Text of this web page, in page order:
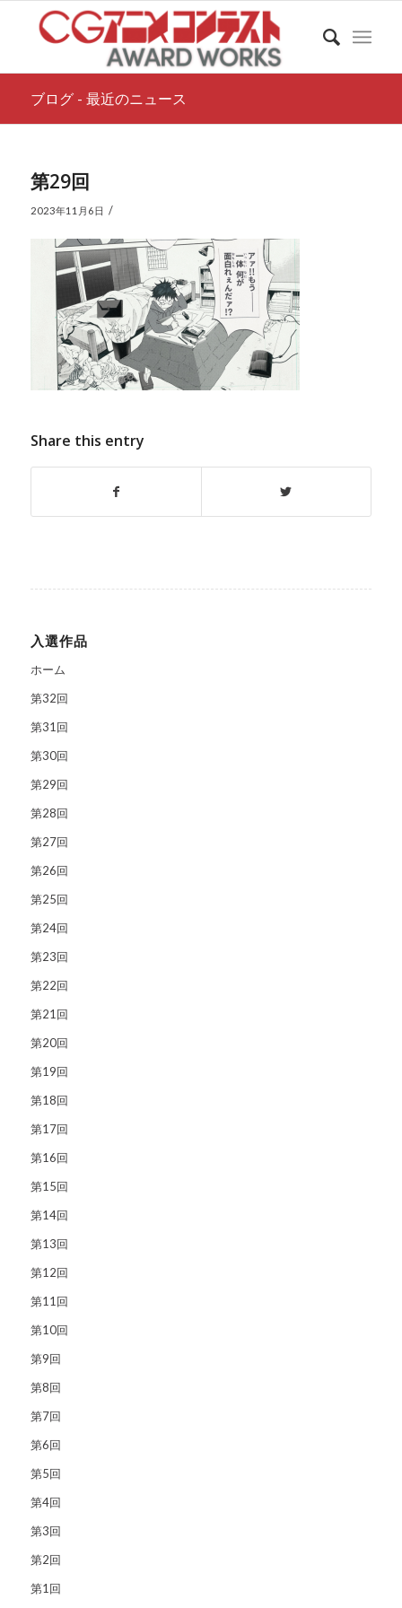
ブログ - 最近のニュース
第29回
2023年11月6日 /
Share this entry
入選作品
ホーム
第32回
第31回
第30回
第29回
第28回
第27回
第26回
第25回
第24回
第23回
第22回
第21回
第20回
第19回
第18回
第17回
第16回
第15回
第14回
第13回
第12回
第11回
第10回
第9回
第8回
第7回
第6回
第5回
第4回
第3回
第2回
第1回